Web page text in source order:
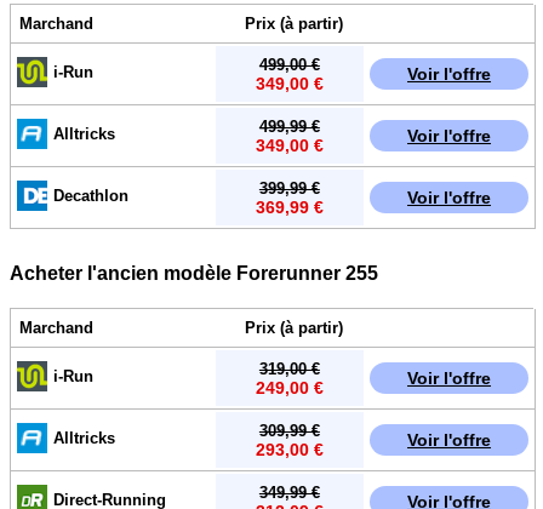
Marchand Prix (à partir)
i-Run Voir l'offre
499,00 €
349,00 €
Alltricks Voir l'offre
499,99 €
349,00 €
Decathlon Voir l'offre
399,99 €
369,99 €
Acheter l'ancien modèle Forerunner 255
Marchand Prix (à partir)
i-Run Voir l'offre
319,00 €
249,00 €
Alltricks Voir l'offre
309,99 €
293,00 €
Direct-Running Voir l'offre
349,99 €